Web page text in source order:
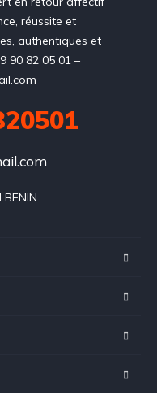
réussite et
authentiques et
90 82 05 01 –